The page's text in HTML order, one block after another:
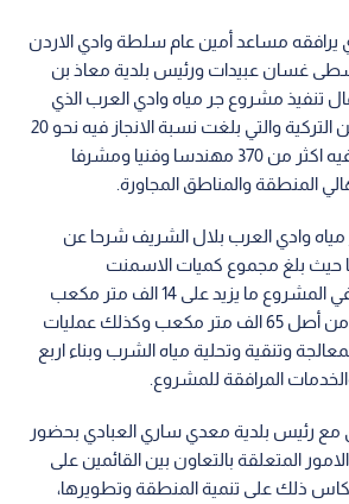
يرافقه مساعد أمين عام سلطة وادي الاردن
غسان عبيدات ورئيس بلدية معاذ بن
تنفيذ مشروع جر مياه وادي العرب الذي
تنفذه شركة مابا اوزنتين التركية والتي بلغت نسبة الانجاز فيه نحو 20
بالمائة ويقوم بالعمل فيه اكثر من 370 مهندسا وفنيا ومشرفا
المنطقة والمناطق المجاورة.
وادي العرب بلال الشريف شرحا عن
حيث بلغ مجموع كميات الاسمنت
المستخدمة حتى الان في المشروع ما يزيد على 14 الف متر مكعب
من الاسمنت المسلح من أصل 65 الف متر مكعب وكذلك عمليات
وتنقية وتحلية مياه الشرب وبناء اربع
المرافقة للمشروع.
مع رئيس بلدية معدي ساري العبادي بحضور
المتعلقة بالتعاون بين القائمين على
ذلك على تنمية المنطقة وتطويرها،